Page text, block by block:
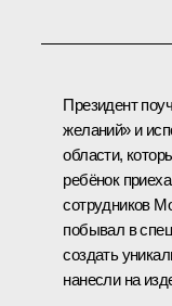
Президент
желаний» и
области,
ребёнок
сотрудников
побывал в
создать
нанесли на